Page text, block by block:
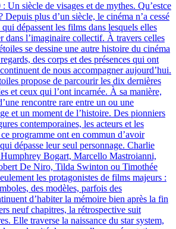
Un siècle de visages et de mythes. Qu’estce
Depuis plus d’un siècle, le cinéma n’a cessé
dépassent les films dans lesquels elles
dans l’imaginaire collectif. À travers celles
se dessine une autre histoire du cinéma
des corps et des présences qui ont
de nous accompagner aujourd’hui.
propose de parcourir les dix dernières
et ceux qui l’ont incarnée. À sa manière,
rencontre rare entre un ou une
et un moment de l’histoire. Des pionniers
contemporaines, les acteurs et les
programme ont en commun d’avoir
dépasse leur seul personnage. Charlie
Bogart, Marcello Mastroianni,
De Niro, Tilda Swinton ou Timothée
les protagonistes de films majeurs :
des modèles, parfois des
d’habiter la mémoire bien après la fin
neuf chapitres, la rétrospective suit
Elle traverse la naissance du star system,